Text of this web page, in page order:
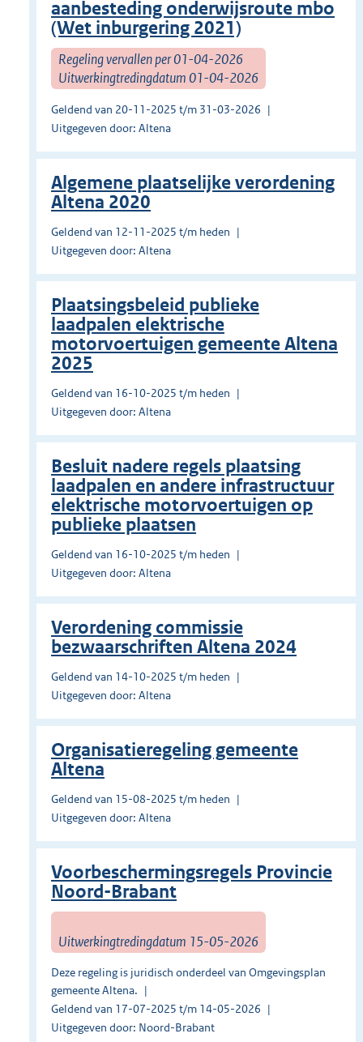
aanbesteding onderwijsroute mbo
(Wet inburgering 2021)
Regeling vervallen per 01-04-2026
Uitwerkingtredingdatum 01-04-2026
Geldend van 20-11-2025 t/m 31-03-2026
Uitgegeven door: Altena
Algemene plaatselijke verordening
Altena 2020
Geldend van 12-11-2025 t/m heden
Uitgegeven door: Altena
Plaatsingsbeleid publieke
laadpalen elektrische
motorvoertuigen gemeente Altena
2025
Geldend van 16-10-2025 t/m heden
Uitgegeven door: Altena
Besluit nadere regels plaatsing
laadpalen en andere infrastructuur
elektrische motorvoertuigen op
publieke plaatsen
Geldend van 16-10-2025 t/m heden
Uitgegeven door: Altena
Verordening commissie
bezwaarschriften Altena 2024
Geldend van 14-10-2025 t/m heden
Uitgegeven door: Altena
Organisatieregeling gemeente
Altena
Geldend van 15-08-2025 t/m heden
Uitgegeven door: Altena
Voorbeschermingsregels Provincie
Noord-Brabant
Uitwerkingtredingdatum 15-05-2026
Deze regeling is juridisch onderdeel van Omgevingsplan
gemeente Altena.
Geldend van 17-07-2025 t/m 14-05-2026
Uitgegeven door: Noord-Brabant